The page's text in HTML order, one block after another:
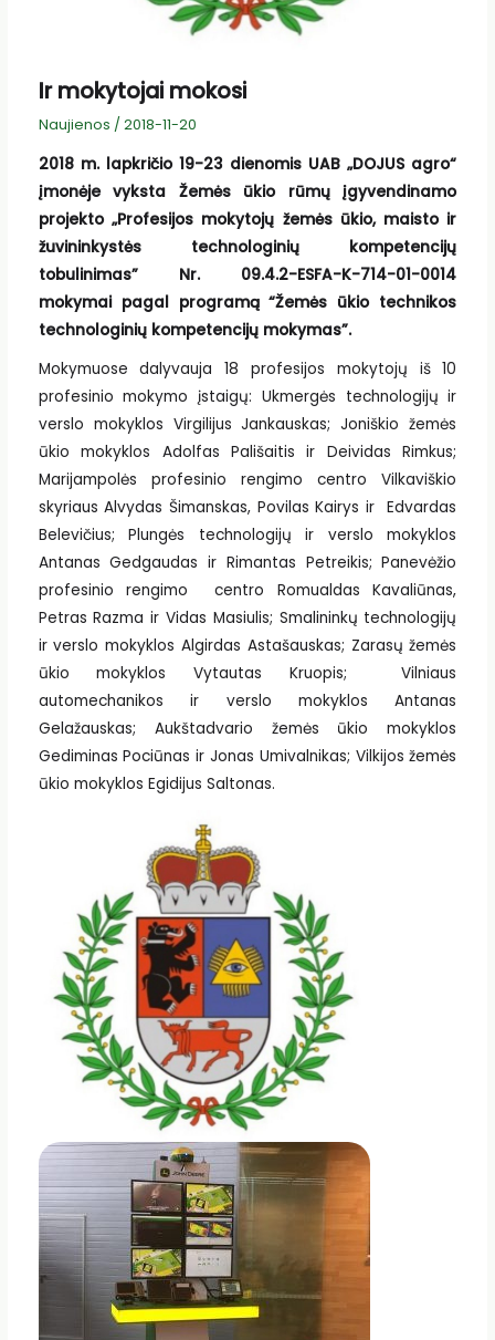
Ir mokytojai mokosi
Naujienos / 2018-11-20
2018 m. lapkričio 19-23 dienomis UAB „DOJUS agro“
įmonėje vyksta Žemės ūkio rūmų įgyvendinamo
projekto „Profesijos mokytojų žemės ūkio, maisto ir
žuvininkystės technologinių kompetencijų
tobulinimas” Nr. 09.4.2-ESFA-K-714-01-0014
mokymai pagal programą “Žemės ūkio technikos
technologinių kompetencijų mokymas”.
Mokymuose dalyvauja 18 profesijos mokytojų iš 10
profesinio mokymo įstaigų: Ukmergės technologijų ir
verslo mokyklos Virgilijus Jankauskas; Joniškio žemės
ūkio mokyklos Adolfas Pališaitis ir Deividas Rimkus;
Marijampolės profesinio rengimo centro Vilkaviškio
skyriaus Alvydas Šimanskas, Povilas Kairys ir Edvardas
Belevičius; Plungės technologijų ir verslo mokyklos
Antanas Gedgaudas ir Rimantas Petreikis; Panevėžio
profesinio rengimo centro Romualdas Kavaliūnas,
Petras Razma ir Vidas Masiulis; Smalininkų technologijų
ir verslo mokyklos Algirdas Astašauskas; Zarasų žemės
ūkio mokyklos Vytautas Kruopis; Vilniaus
automechanikos ir verslo mokyklos Antanas
Gelažauskas; Aukštadvario žemės ūkio mokyklos
Gediminas Pociūnas ir Jonas Umivalnikas; Vilkijos žemės
ūkio mokyklos Egidijus Saltonas.